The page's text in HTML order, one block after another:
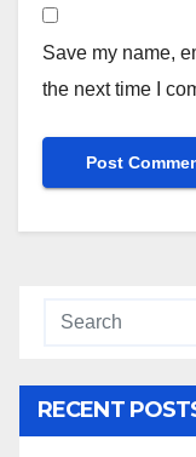
Save my name,
the next time I
RECENT